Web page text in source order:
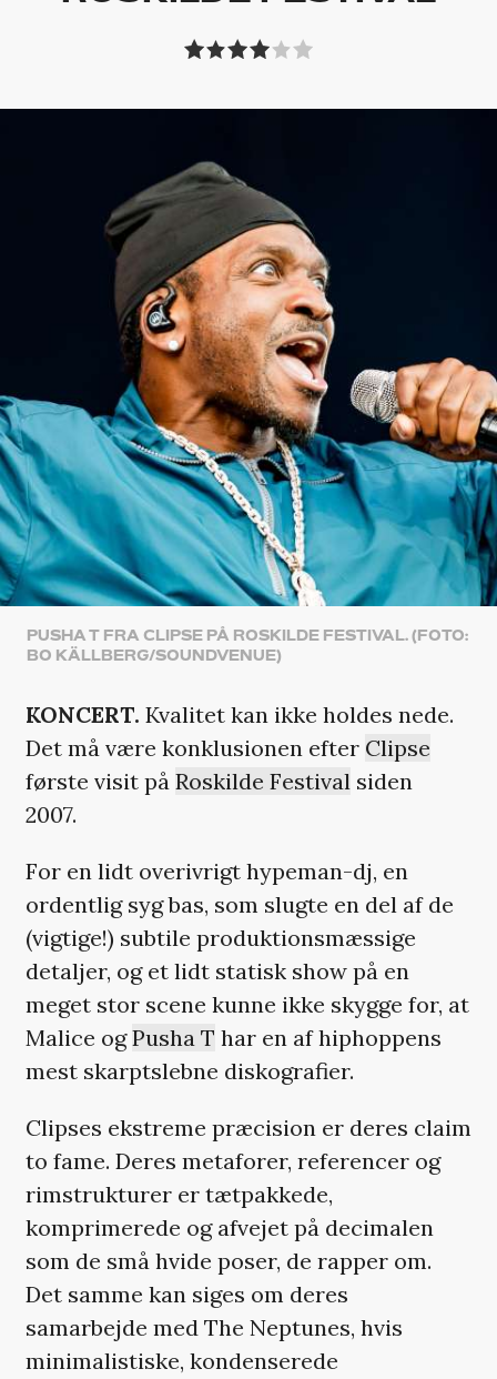
PUSHA T FRA CLIPSE PÅ ROSKILDE FESTIVAL. (FOTO:
BO KÄLLBERG/SOUNDVENUE)
KONCERT. Kvalitet kan ikke holdes nede.
Det må være konklusionen efter Clipse
første visit på Roskilde Festival siden
2007.
For en lidt overivrigt hypeman-dj, en
ordentlig syg bas, som slugte en del af de
(vigtige!) subtile produktionsmæssige
detaljer, og et lidt statisk show på en
meget stor scene kunne ikke skygge for, at
Malice ogPusha T har en af hiphoppens
mest skarptslebne diskografier.
Clipses ekstreme præcision er deres claim
to fame. Deres metaforer, referencer og
rimstrukturer er tætpakkede,
komprimerede og afvejet på decimalen
som de små hvide poser, de rapper om.
Det samme kan siges om deres
samarbejde med The Neptunes, hvis
minimalistiske, kondenserede